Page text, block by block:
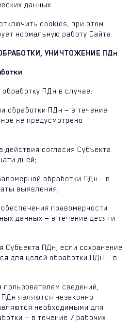
данных.
cookies, при этом
нормальную работу Сайта.
УНИЧТОЖЕНИЕ ПДн
ПДн в случае:
обработки ПДн — в течение
не предусмотрено
действия согласия Субъекта
дней;
обработки ПДн – в
выявления;
правомерности
данных — в течение десяти
Субъекта ПДн, если сохранение
для целей обработки ПДн — в
пользователем сведений,
являются незаконно
необходимыми для
— в течение 7 рабочих